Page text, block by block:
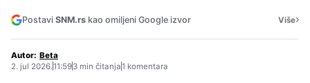
Postavi SNM.rs kao omiljeni Google izvor Više›
Autor: Beta
2. jul 2026.11:593 min čitanja1 komentara